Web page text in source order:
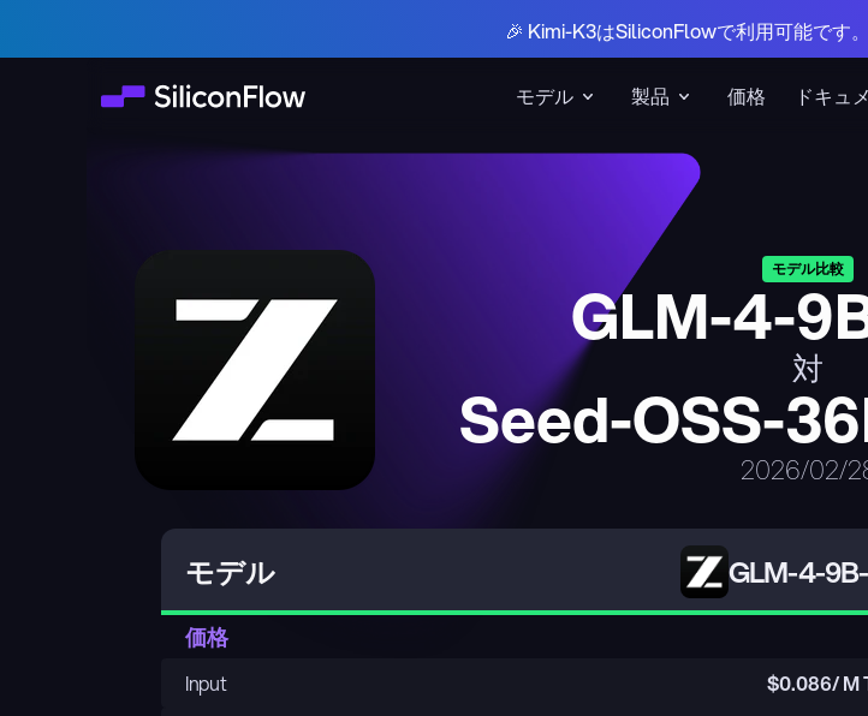
モデル 製品 価格 ドキュ
🎉 Kimi-K3はSiliconFlowで利用可能です
モデル比較
GLM-4-
対
Seed-OSS-
2026/02/
モデル GLM-4-
価格
Input $0.086/ M